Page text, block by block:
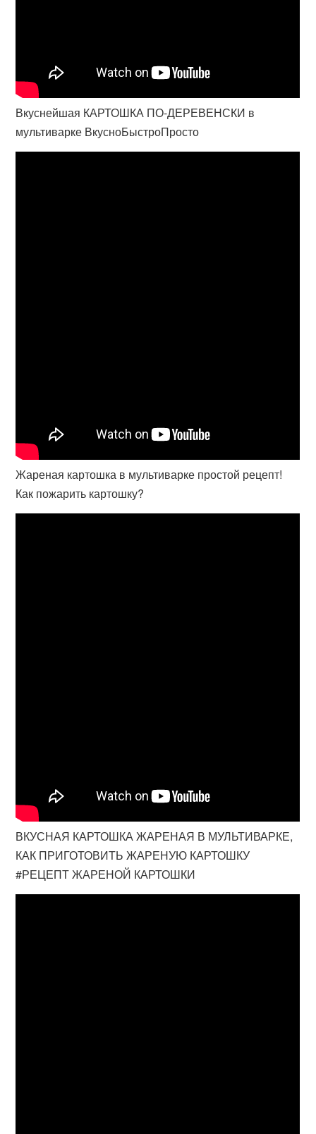
Вкуснейшая КАРТОШКА ПО-ДЕРЕВЕНСКИ в
мультиварке ВкусноБыстроПросто
Жареная картошка в мультиварке простой рецепт!
Как пожарить картошку?
ВКУСНАЯ КАРТОШКА ЖАРЕНАЯ В МУЛЬТИВАРКЕ,
КАК ПРИГОТОВИТЬ ЖАРЕНУЮ КАРТОШКУ
#РЕЦЕПТ ЖАРЕНОЙ КАРТОШКИ